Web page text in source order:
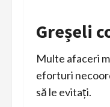
Greșeli
Multe afaceri
eforturi
să le evitați.